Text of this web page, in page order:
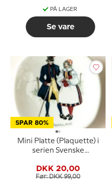
PÅ LAGER
Se vare
SPAR 80%
Mini Platte (Plaquette) i
serien Svenske
Västmanland
DKK 20,00
Før: DKK 99,00